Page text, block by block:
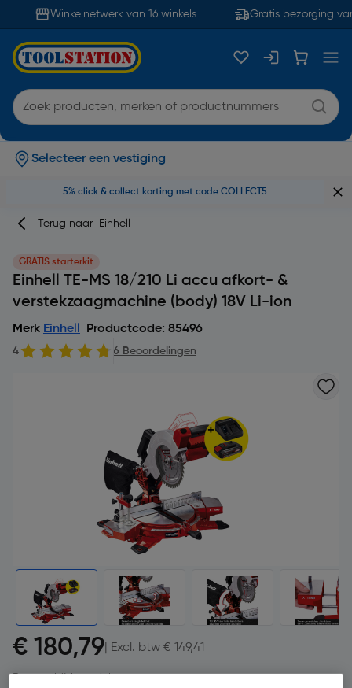
Winkelnetwerk van 16 winkels Gratis bezorging
Selecteer een vestiging
5% click & collect korting met code COLLECT5
Terug naar Einhell
GRATIS starterkit
Einhell TE-MS 18/210 Li accu afkort- &
verstekzaagmachine (body) 18V Li-ion
Merk Einhell Productcode: 85496
4 6 Beoordelingen
€ 180,79 | Excl. btw € 149,41